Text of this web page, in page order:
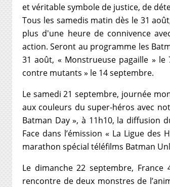
et véritable symbole de justice, de
Tous les samedis matin dès le 31
plus d'une heure de connivence
action. Seront au programme les
31 août, « Monstrueuse pagaille »
contre mutants » le 14 septembre.
Le samedi 21 septembre, journée
aux couleurs du super-héros avec
Batman Day », à 11h10, la diffusion
Face dans l’émission « La Ligue
marathon spécial téléfilms Batman
Le dimanche 22 septembre,
rencontre de deux monstres de